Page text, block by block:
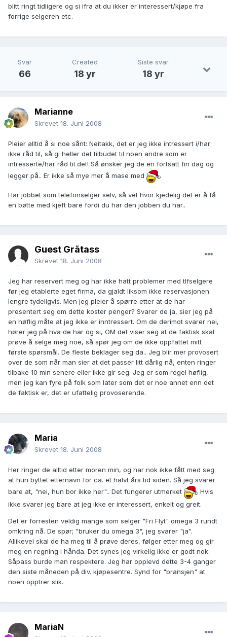
blitt ringt tidligere og si ifra at du ikker er interessert/kjøpe fra
forrige selgeren etc.
Svar
66
Created
18 yr
Siste svar
18 yr
Marianne
Skrevet 18. Juni 2008
Pleier alltid å si noe sånt: Neitakk, det er jeg ikke intressert i/har
ikke råd til, så gi heller det tilbudet til noen andre som er
intresserte/har råd til det! Så ønsker jeg de en fortsatt fin dag og
legger på.. Er ikke så mye mer å mase med
Har jobbet som telefonselger selv, så vet hvor kjedelig det er å få
en bøtte med kjeft bare fordi du har den jobben du har..
Guest Gråtass
Skrevet 18. Juni 2008
Jeg har reservert meg og har ikke hatt problemer med tlfselgere
før jeg etablerte eget firma, da gjaldt liksom ikke reservasjonen
lengre tydeligvis. Men jeg pleier å spørre etter at de har
presentert seg om dette koster penger? Svarer de ja, sier jeg på
en høflig måte at jeg ikke er inntressert. Om de derimot svarer nei,
hører jeg på hva de har og si, OM det viser seg at de faktisk skal
prøve å selge meg noe, så spør jeg om de ikke oppfattet mitt
første spørsmål. De fleste beklager seg da.. Jeg blir mer provosert
over de som når man sier at det passer litt dårlig nå, enten ringer
tilbake 10 min senere eller ikke gir seg. Jeg er som regel høflig,
men jeg kan fyre på folk som later som det er noe annet enn det
de faktisk er, det er ufattelig provoserende.
Maria
Skrevet 18. Juni 2008
Her ringer de alltid etter moren min, og har nok ikke fått med seg
at hun byttet etternavn for ca. et halvt års tid siden. Så jeg svarer
bare at, "nei, hun bor ikke her".. Det fungerer utmerket
Hvis
ikke svarer jeg bare at jeg ikke er interessert, enkelt og greit.
Det er forresten veldig mange som selger "Fri Flyt" omega 3 rundt
omkring nå. De spør; "bruker du omega 3", jeg svarer "ja".
Allikevel skal de ha meg til å prøve deres, følger etter meg og gir
meg en regning i hånda. Det synes jeg virkelig ikke er godt nok.
Såpass burde man respektere. Jeg har opplevd dette 3-4 ganger
den siste måneden på div. kjøpesentre. Synd for "bransjen" at
noen opptrer slik.
MariaN